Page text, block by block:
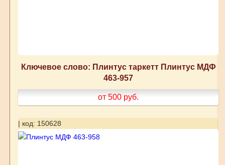
Ключевое слово: Плинтус таркетт Плинтус МДФ
463-957
от 500 руб.
| код: 150628